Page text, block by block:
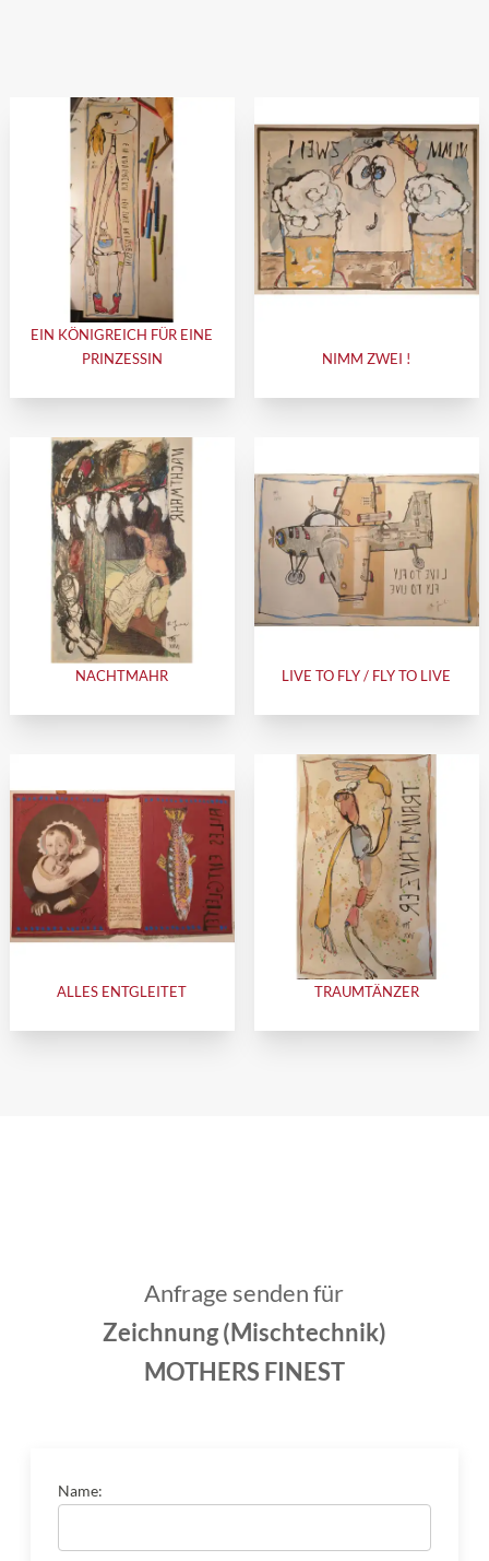
EIN KÖNIGREICH FÜR EINE
PRINZESSIN
NIMM ZWEI !
NACHTMAHR LIVE TO FLY / FLY TO LIVE
ALLES ENTGLEITET TRAUMTÄNZER
Anfrage senden für
Zeichnung (Mischtechnik)
MOTHERS FINEST
Name: